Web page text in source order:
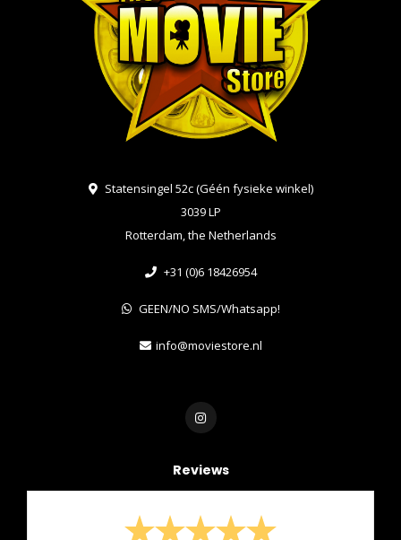
Statensingel 52c (Géén fysieke winkel)
3039 LP
Rotterdam, the Netherlands
+31 (0)6 18426954
GEEN/NO SMS/Whatsapp!
info@moviestore.nl
Reviews